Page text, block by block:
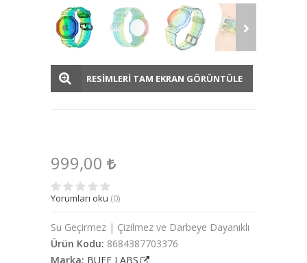
RESİMLERİ TAM EKRAN GÖRÜNTÜLE
999,00
Yorumları oku (0)
Su Geçirmez | Çizilmez ve Darbeye Dayanıklı
Ürün Kodu: 8684387703376
Marka: BUFF LABS